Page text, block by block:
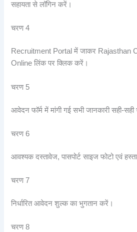
सहायता से लॉगिन करें।
चरण 4
Recruitment Portal में जाकर Rajasthan
Online लिंक पर क्लिक करें।
चरण 5
आवेदन फॉर्म में मांगी गई सभी जानकारी सही-सही
चरण 6
आवश्यक दस्तावेज, पासपोर्ट साइज फोटो एवं
चरण 7
निर्धारित आवेदन शुल्क का भुगतान करें।
चरण 8